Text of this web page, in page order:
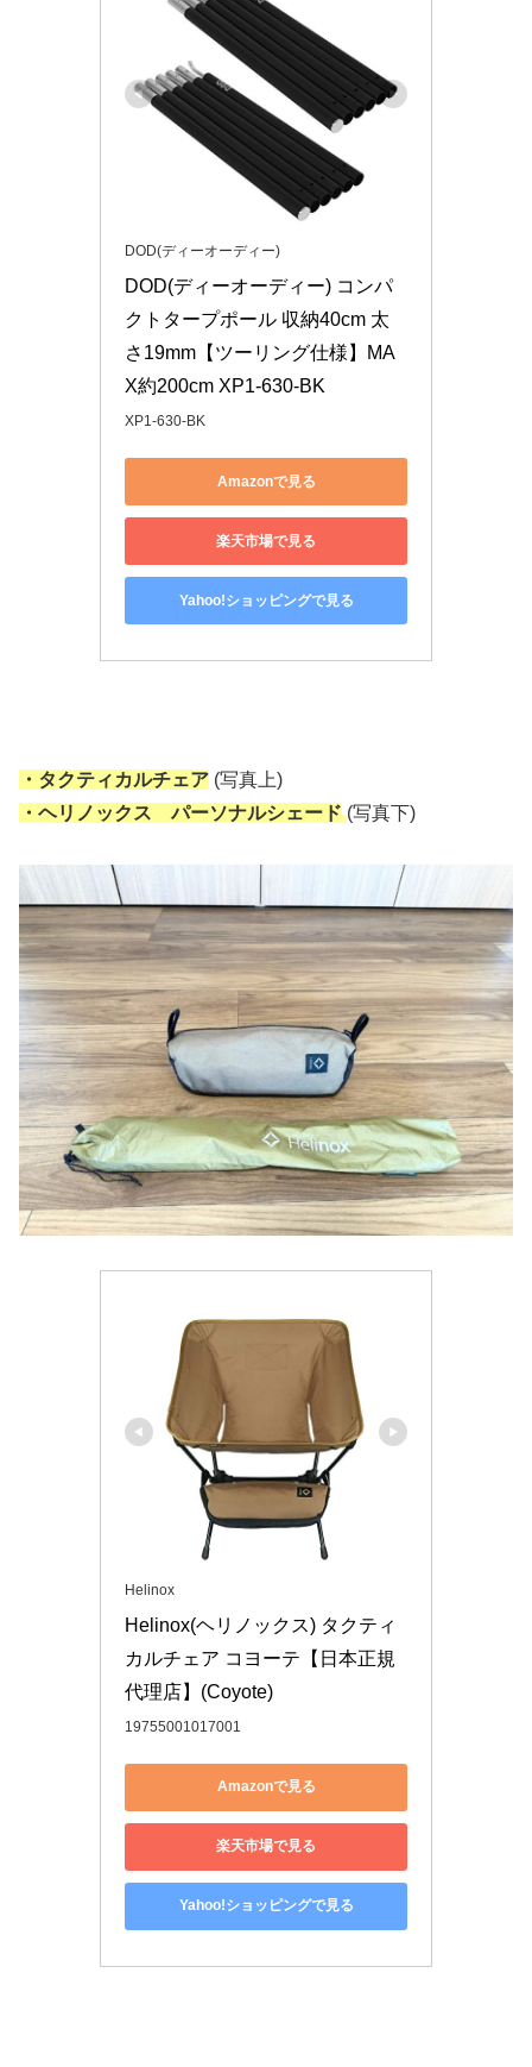
DOD(ディーオーディー)
DOD(ディーオーディー) コンパ
クトタープポール 収納40cm 太
さ19mm【ツーリング仕様】MA
X約200cm XP1-630-BK
XP1-630-BK
Amazonで見る
楽天市場で見る
Yahoo!ショッピングで見る
・タクティカルチェア (写真上)
・ヘリノックス パーソナルシェード (写真下)
Helinox
Helinox(ヘリノックス) タクティ
カルチェア コヨーテ【日本正規
代理店】(Coyote)
19755001017001
Amazonで見る
楽天市場で見る
Yahoo!ショッピングで見る